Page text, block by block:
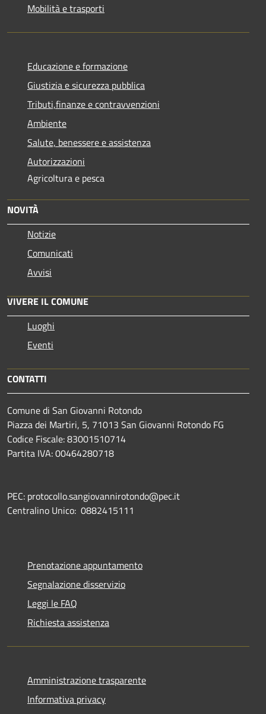
Mobilità e trasporti
Educazione e formazione
Giustizia e sicurezza pubblica
Tributi,finanze e contravvenzioni
Ambiente
Salute, benessere e assistenza
Autorizzazioni
Agricoltura e pesca
NOVITÀ
Notizie
Comunicati
Avvisi
VIVERE IL COMUNE
Luoghi
Eventi
CONTATTI
Comune di San Giovanni Rotondo
Piazza dei Martiri, 5, 71013 San Giovanni Rotondo FG
Codice Fiscale: 83001510714
Partita IVA: 00464280718
PEC: protocollo.sangiovannirotondo@pec.it
Centralino Unico: 0882415111
Prenotazione appuntamento
Segnalazione disservizio
Leggi le FAQ
Richiesta assistenza
Amministrazione trasparente
Informativa privacy